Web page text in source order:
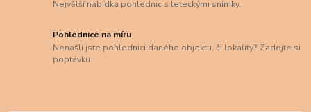
Největší nabídka pohlednic s leteckými snímky.
Pohlednice na míru
Nenašli jste pohlednici daného objektu, či lokality? Zadejte si
poptávku.